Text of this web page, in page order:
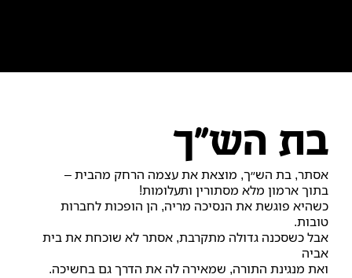
בת הש"ך
אסתר, בת הש״ך, מוצאת את עצמה הרחק מהבית –
בתוך ארמון מלא מסתורין ותעלומות!
כשהיא פוגשת את הנסיכה מריה, הן הופכות לחברות
טובות.
אבל כשסכנה גדולה מתקרבת, אסתר לא שוכחת את בית
אביה
ואת מנגינת התורה, שמאירה לה את הדרך גם בחשיכה.